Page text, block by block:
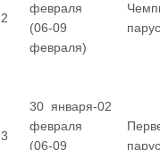
2
февраля
(06-09
февраля)
3
30 января-02
февраля
(06-09